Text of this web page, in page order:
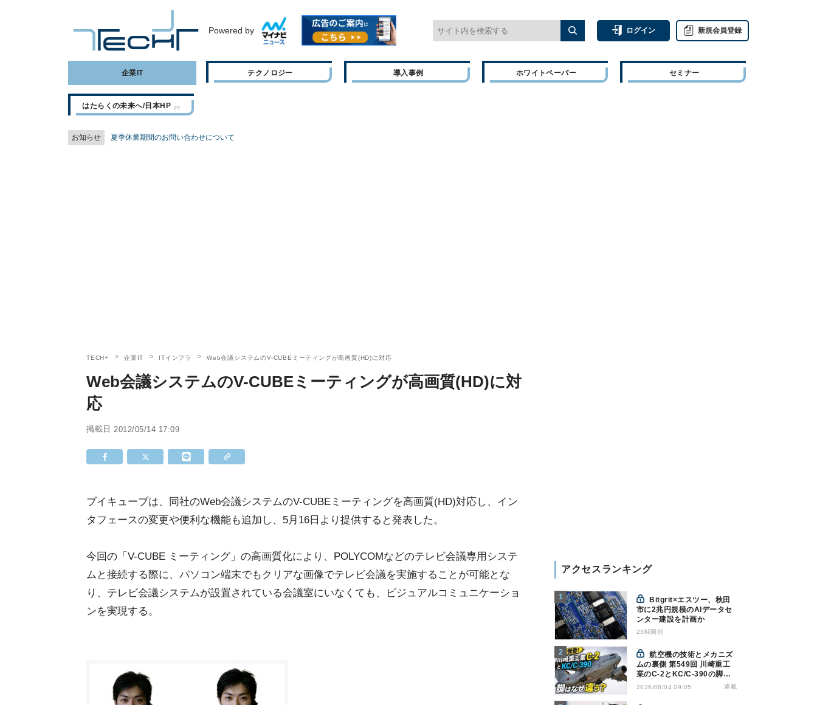
Powered by ログイン 新規会員登録
企業IT テクノロジー 導入事例 ホワイトペーパー セミナー
はたらくの未来へ/日本HP
お知らせ 夏季休業期間のお問い合わせについて
TECH+ 企業IT ITインフラ Web会議システムのV-CUBEミーティングが高画質(HD)に対応
Web会議システムのV-CUBEミーティングが高画質(HD)に対
応
掲載日 2012/05/14 17:09
ブイキューブは、同社のWeb会議システムのV-CUBEミーティングを高画質(HD)対応し、イン
タフェースの変更や便利な機能も追加し、5月16日より提供すると発表した。
今回の「V-CUBE ミーティング」の高画質化により、POLYCOMなどのテレビ会議専用システ
ムと接続する際に、パソコン端末でもクリアな画像でテレビ会議を実施することが可能とな
り、テレビ会議システムが設置されている会議室にいなくても、ビジュアルコミュニケーショ
ンを実現する。
アクセスランキング
Bitgrit×エスツー、秋田
市に2兆円規模のAIデータセ
ンター建設を計画か
23時間前
航空機の技術とメカニズ
ムの裏側 第549回 川崎重工
業のC-2とKC/C-390の脚は
なぜ違う? - 降着装置は複雑
2026/08/04 09:05 連載